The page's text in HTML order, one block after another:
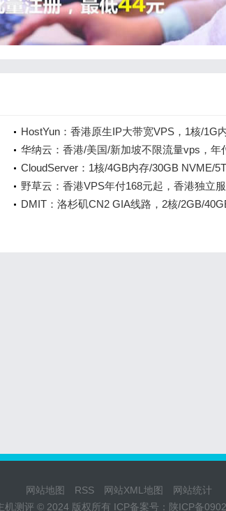
HostYun：香港原生IP大带宽VPS，1核/1G
SSD/50M端口，月付27元起
华纳云：香港/美国/新加坡不限流量vps，年
低28/月，CN2三网直连线路，新老同享
CloudServer：1核/4GB内存/30GB NVME/
带宽，$12/季起，1核/1GB内存VPS，$10/年
纽约机房
野草云：香港VPS年付168元起，香港独立
起，可选BGP或CN2线路
DMIT：洛杉矶CN2 GIA线路，2核/2GB/
网站地图 RSS 网站XML地图
网站统计
机测评 © 2024 版权所有 ICP备案号： 陕ICP备